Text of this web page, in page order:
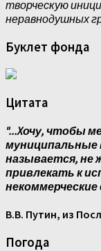
творческую
неравнодушных
Буклет фонда
Цитата
"...Xочу, чтобы
муниципальные
называется, не
привлекать к
некоммерческие
В.В. Путин, из
Погода